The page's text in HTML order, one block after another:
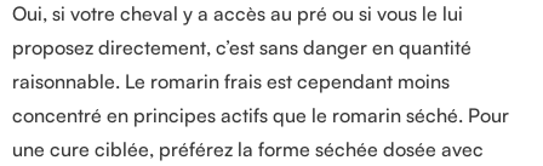
Oui, si votre cheval y a accès au pré ou si vous le lui
proposez directement, c’est sans danger en quantité
raisonnable. Le romarin frais est cependant moins
concentré en principes actifs que le romarin séché. Pour
une cure ciblée, préférez la forme séchée dosée avec